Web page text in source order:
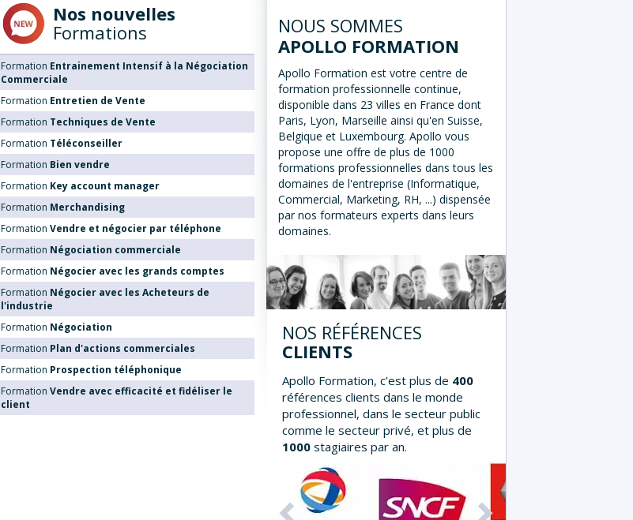
Nos nouvelles
Formations
Formation Entrainement Intensif à la Négociation
Commerciale
Formation Entretien de Vente
Formation Techniques de Vente
Formation Téléconseiller
Formation Bien vendre
Formation Key account manager
Formation Merchandising
Formation Vendre et négocier par téléphone
Formation Négociation commerciale
Formation Négocier avec les grands comptes
Formation Négocier avec les Acheteurs de
l'industrie
Formation Négociation
Formation Plan d'actions commerciales
Formation Prospection téléphonique
Formation Vendre avec efficacité et fidéliser le
client
NOUS SOMMES
APOLLO FORMATION
Apollo Formation est votre centre de
formation professionnelle continue,
disponible dans 23 villes en France dont
Paris, Lyon, Marseille ainsi qu'en Suisse,
Belgique et Luxembourg. Apollo vous
propose une offre de plus de 1000
formations professionnelles dans tous les
domaines de l'entreprise (Informatique,
Commercial, Marketing, RH, ...) dispensée
par nos formateurs experts dans leurs
domaines.
NOS RÉFÉRENCES
CLIENTS
Apollo Formation, c’est plus de 400
références clients dans le monde
professionnel, dans le secteur public
comme le secteur privé, et plus de
1000 stagiaires par an.
Précédent Suivant